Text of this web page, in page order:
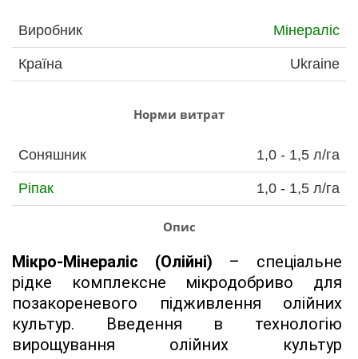
Виробник Мінераліс
Країна Ukraine
Норми витрат
Соняшник 1,0 - 1,5 л/га
Ріпак 1,0 - 1,5 л/га
Опис
Мікро-Мінераліс (Олійні) – спеціальне
рідке комплексне мікродобриво для
позакореневого підживлення олійних
культур. Введення в технологію
вирощування олійних культур